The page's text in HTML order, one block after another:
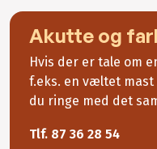
Akutte og
Hvis der er tale om
f.eks. en væltet mast
du ringe med det
Tlf. 87 36 28 54